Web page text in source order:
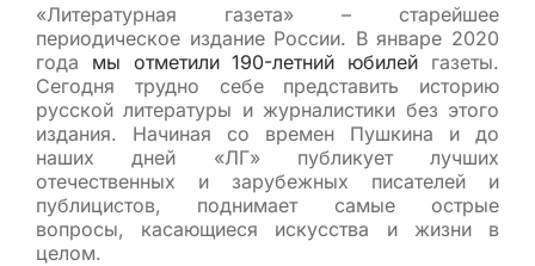
«Литературная газета» – старейшее
периодическое издание России. В январе 2020
года мы отметили 190-летний юбилей газеты.
Сегодня трудно себе представить историю
русской литературы и журналистики без этого
издания. Начиная со времен Пушкина и до
наших дней «ЛГ» публикует лучших
отечественных и зарубежных писателей и
публицистов, поднимает самые острые
вопросы, касающиеся искусства и жизни в
целом.